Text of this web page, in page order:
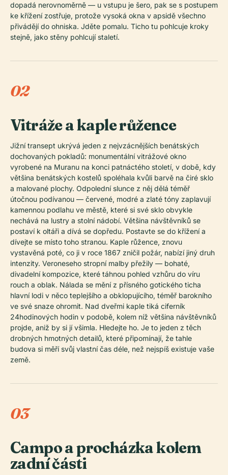
dopadá nerovnoměrně — u vstupu je šero, pak se s postupem
ke křížení zostřuje, protože vysoká okna v apsidě všechno
přivádějí do ohniska. Jděte pomalu. Ticho tu pohlcuje kroky
stejně, jako stěny pohlcují staletí.
02
Vitráže a kaple růžence
Jižní transept ukrývá jeden z nejvzácnějších benátských
dochovaných pokladů: monumentální vitrážové okno
vyrobené na Muranu na konci patnáctého století, v době, kdy
většina benátských kostelů spoléhala kvůli barvě na čiré sklo
a malované plochy. Odpolední slunce z něj dělá téměř
útočnou podívanou — červené, modré a zlaté tóny zaplavují
kamennou podlahu ve městě, které si své sklo obvykle
nechává na lustry a stolní nádobí. Většina návštěvníků se
postaví k oltáři a dívá se dopředu. Postavte se do křížení a
dívejte se místo toho stranou. Kaple růžence, znovu
vystavěná poté, co ji v roce 1867 zničil požár, nabízí jiný druh
intenzity. Veroneseho stropní malby přežily — bohaté,
divadelní kompozice, které táhnou pohled vzhůru do víru
rouch a oblak. Nálada se mění z přísného gotického ticha
hlavní lodi v něco teplejšího a obklopujícího, téměř barokního
ve své snaze ohromit. Nad dveřmi kaple tiká ciferník
24hodinových hodin v podobě, kolem níž většina návštěvníků
projde, aniž by si jí všimla. Hledejte ho. Je to jeden z těch
drobných hmotných detailů, které připomínají, že tahle
budova si měří svůj vlastní čas déle, než nejspíš existuje vaše
země.
03
Campo a procházka kolem
zadní části